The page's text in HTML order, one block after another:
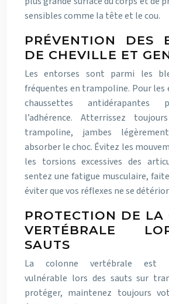
sensibles comme la tête et le cou.
PRÉVENTION DES
DE CHEVILLE ET
Les entorses sont parmi les
fréquentes en trampoline. Pour les
chaussettes antidérapantes
l’adhérence. Atterrissez
trampoline, jambes
absorber le choc. Évitez les
les torsions excessives des
sentez une fatigue musculaire,
éviter que vos réflexes ne se
PROTECTION DE LA
VERTÉBRALE
SAUTS
La colonne vertébrale est
vulnérable lors des sauts sur
protéger, maintenez toujours